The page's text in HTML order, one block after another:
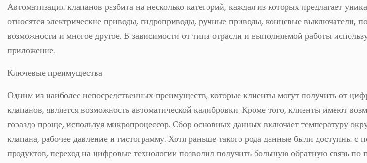
Автоматизация клапанов разбита на несколько категорий, каждая из которых предлагает
относятся электрические приводы, гидроприводы, ручные приводы, концевые выключатели,
возможности и многое другое. В зависимости от типа отрасли и выполняемой работы
приложение.
Ключевые преимущества
Одним из наиболее непосредственных преимуществ, которые клиенты могут получить от
клапанов, является возможность автоматической калибровки. Кроме того, клиенты имеют
гораздо проще, используя микропроцессор. Сбор основных данных включает температуру
клапана, рабочее давление и гистограмму. Хотя раньше такого рода данные были доступны с
продуктов, переход на цифровые технологии позволил получить большую обратную связь по